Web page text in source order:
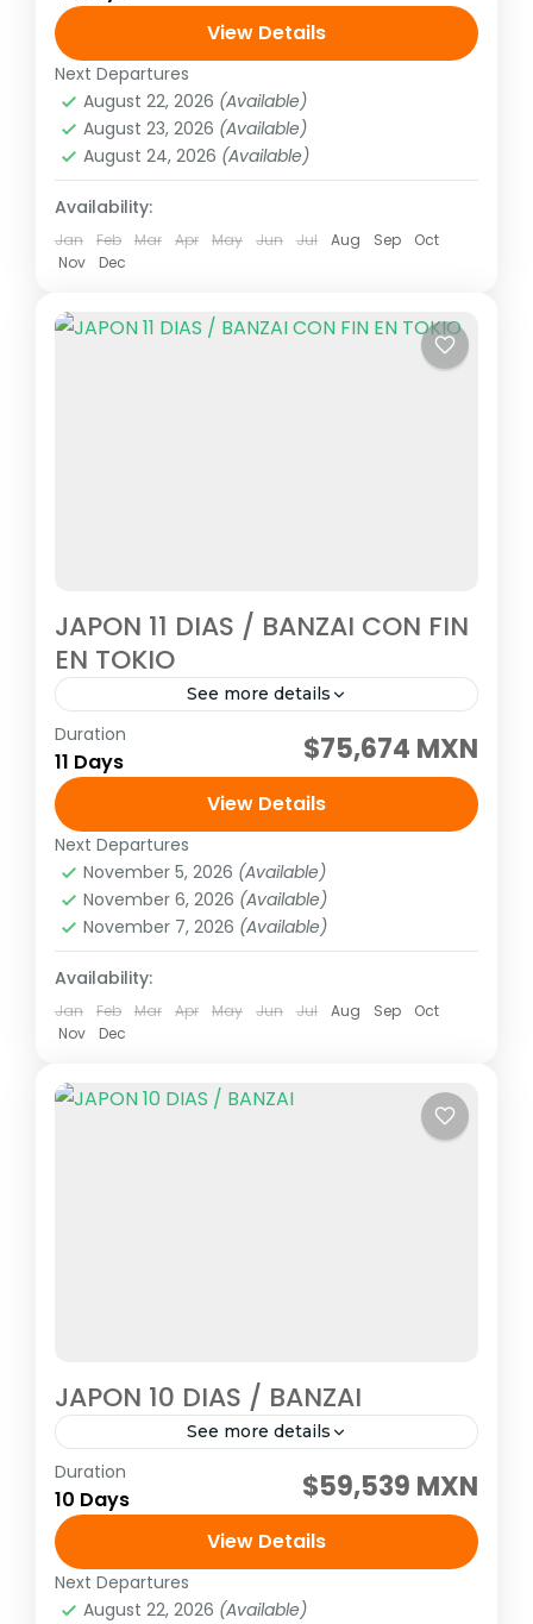
Gero/Gifu, Nagoya, Ise, Toba, Kumano,
Nachi-Katsuura, Koyasan y Osaka Salidas:
Todos los Martes (garantizadas con un
mínimo...
Asia,Asia del extremo oriente
1 Person
View Details
Next Departures
August 22, 2026 (Available)
August 23, 2026 (Available)
August 24, 2026 (Available)
Availability:
Jan Feb Mar Apr May Jun Jul Aug Sep
Oct
Nov
Dec
JAPON 11 DIAS / BANZAI CON FIN
EN TOKIO
See more details
Visitando: Tokio, Hakone, Kioto, Nara,
Kanazawa, Shirakawago, Takayama y
Gero/Gifu, Osaka Salidas: Todos los Martes
o viernes o lunes (garantizadas con un
mínimo de dos...
Asia,Asia del extremo oriente
1 Person
Duration
11 Days $75,674 MXN
View Details
Next Departures
November 5, 2026 (Available)
November 6, 2026 (Available)
November 7, 2026 (Available)
Availability:
Jan Feb Mar Apr May Jun Jul Aug Sep
Oct
Nov
Dec
JAPON 10 DIAS / BANZAI
See more details
Visitando: Tokio, Hakone, Kioto, Nara,
Kanazawa, Shirakawago, Takayama y
Gero/Gifu Salidas: Todos los Martes o
viernes o lunes (garantizadas con un
mínimo de dos personas...
Asia,Asia del extremo oriente
1 Person
Duration
10 Days $59,539 MXN
View Details
Next Departures
August 22, 2026 (Available)